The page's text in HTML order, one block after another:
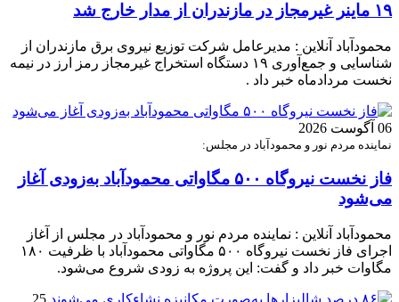
۱۹ ماینر غیرمجاز در مازندران از مدار خارج شد
محمودآباد آنلاین : مدیرعامل شرکت توزیع نیروی برق مازندران از
شناسایی و جمع‌آوری ۱۹ دستگاه استخراج غیرمجاز رمز ارز در نیمه
نخست مردادماه خبر داد .
06 آگوست 2026
نماینده مردم نور و محمودآباد در مجلس:
فاز نخست نیروگاه ۵۰۰ مگاواتی محمودآباد به‌زودی آغاز
می‌شود
محمودآباد آنلاین : نماینده مردم نور و محمودآباد در مجلس از آغاز
اجرای فاز نخست نیروگاه ۵۰۰ مگاواتی محمودآباد با ظرفیت ۱۸۰
مگاوات خبر داد و گفت: این پروژه به زودی شروع می‌شود.
25